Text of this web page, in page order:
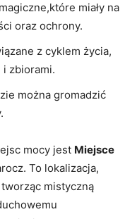
miały na
oraz ochrony.
z cyklem życia,
i zbiorami.
można​ gromadzić
mocy jest Miejsce
To lokalizacja,
mistyczną